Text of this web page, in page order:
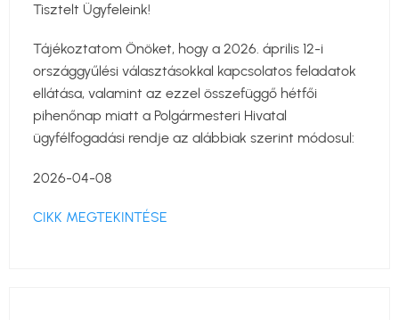
Tisztelt Ügyfeleink!
Tájékoztatom Önöket, hogy a 2026. április 12-i
országgyűlési választásokkal kapcsolatos feladatok
ellátása, valamint az ezzel összefüggő hétfői
pihenőnap miatt a Polgármesteri Hivatal
ügyfélfogadási rendje az alábbiak szerint módosul:
2026-04-08
CIKK MEGTEKINTÉSE